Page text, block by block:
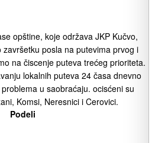
opštine, koje održava JKP Kučvo,
posla na putevima prvog i
na čiscenje puteva trećeg prioriteta.
lokalnih puteva 24 časa dnevno
u saobraćaju. ocisćeni su
Komsi, Neresnici i Cerovici.
Podeli